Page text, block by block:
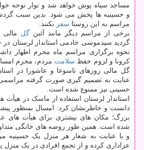
مساجد سیاه پوش خواهد شد و نوار نوحه
و حسینیه ها پخش می شود. بدین سبب
مراسم به این روستا سفر نکنند.
برخی از مراسم دیگر مانند آئین گل مالی
گردید سیدموسی خادمی استاندار لرستان
نحوه برگزاری مراسم ماه محرم اظهار
کرونا و لزوم حفظ سلامت مردم، محرم
گل مالی روزهای تاسوعا و عاشورا در
عنایت به تصمیم گیری صورت گرفته
حسینی نیز ممنوع شده است.
استاندار لرستان استفاده از ماسک در هیأت
دانست و خاطرنشان کرد: امسال بمنظور
بزرگ؛ مکان های بیشتری برای هیأت های
شده است. همین طور روضه های خانگی
و با عنایت به شعار هر منزل یک حسینیه
عزاداری کرده و از تجمع افرادی در یک منزل